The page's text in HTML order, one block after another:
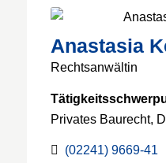
Anastasia
Rechtsanwältin
Privates Baurecht,
(02241) 9669-41